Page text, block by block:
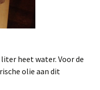
heet water. Voor de
olie aan dit